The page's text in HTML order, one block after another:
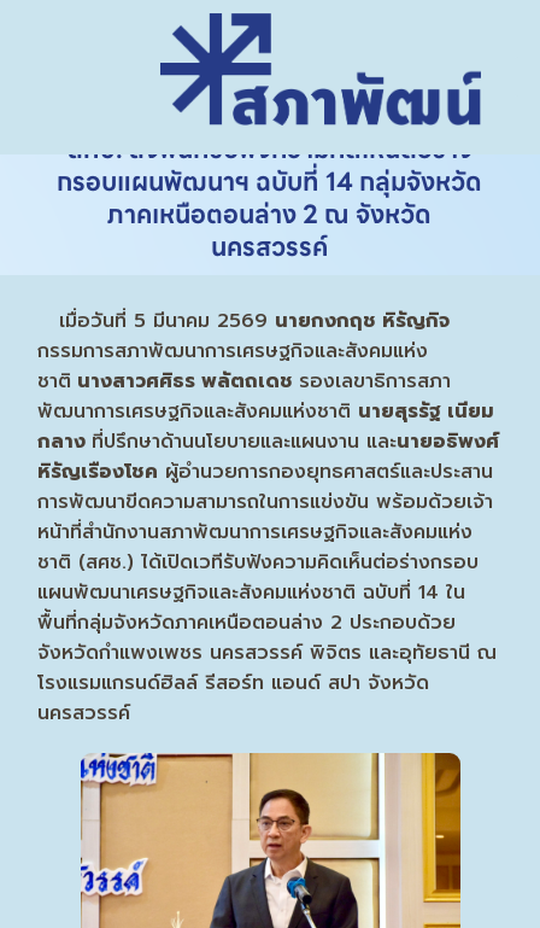
สศช. ลงพื้นที่รับฟังความคิดเห็นต่อร่าง
กรอบแผนพัฒนาฯ ฉบับที่ 14 กลุ่มจังหวัด
ภาคเหนือตอนล่าง 2 ณ จังหวัด
นครสวรรค์
เมื่อวันที่ 5 มีนาคม 2569 นายกงกฤช หิรัญกิจ
กรรมการสภาพัฒนาการเศรษฐกิจและสังคมแห่ง
ชาติ นางสาวศศิธร พลัตถเดช รองเลขาธิการสภา
พัฒนาการเศรษฐกิจและสังคมแห่งชาติ นายสุรรัฐ เนียม
กลาง ที่ปรึกษาด้านนโยบายและแผนงาน และนายอธิพงศ์
หิรัญเรืองโชค ผู้อำนวยการกองยุทธศาสตร์และประสาน
การพัฒนาขีดความสามารถในการแข่งขัน พร้อมด้วยเจ้า
หน้าที่สำนักงานสภาพัฒนาการเศรษฐกิจและสังคมแห่ง
ชาติ (สศช.) ได้เปิดเวทีรับฟังความคิดเห็นต่อร่างกรอบ
แผนพัฒนาเศรษฐกิจและสังคมแห่งชาติ ฉบับที่ 14 ใน
พื้นที่กลุ่มจังหวัดภาคเหนือตอนล่าง 2 ประกอบด้วย
จังหวัดกำแพงเพชร นครสวรรค์ พิจิตร และอุทัยธานี ณ
โรงแรมแกรนด์ฮิลล์ รีสอร์ท แอนด์ สปา จังหวัด
นครสวรรค์